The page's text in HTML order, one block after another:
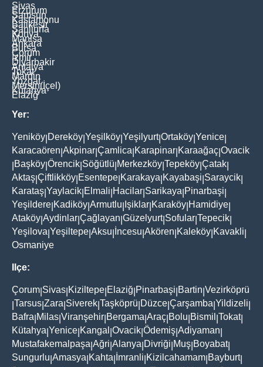
Sivas
Erzurum
Samsun
Kastamonu
Balikesir
Şanliurfa
Konya
Manisa
Ankara
Bursa
Çorum
İzmir
Diyarbakir
Antalya
Tokat
Mardin
Yozgat
Mersin(İçel)
Kütahya
Elaziğ
Yer:
Yeniköy Dereköy Yeşilköy Yeşilyurt|Ortaköy Yenice
Karacaören Akpinar Çamlica Karapinar Karaağaç Ovacik
Başköy Örencik Söğütlü Merkezköy Tepeköy Çatak
Aktaş Çiftlikköy Esentepe Karakaya Kayabaşi Saraycik
Karataş Yaylacik Elmali Hacilar Sarikaya Pinarbaşi
Yeşildere Kadiköy Armutlu Işiklar Karaköy Hamidiye
Ataköy Aydinlar Çağlayan Güzelyurt| Sofular Tepecik
Yeşilova Yeşiltepe Aksu İncesu Akören Kaleköy Kavakli
Osmaniye
Ilçe:
Çorum Sivas Kiziltepe Elaziğ Pinarbaşi Bartin Vezirköprü
Tarsus Zara Siverek Taşköprü Düzce Çarşamba Yildizeli
Bafra Milas Viranşehir Bergama Araç Bolu Bismil Tokat|
Kütahya Yenice Kangal Ovacik Ödemiş Adiyaman
Mustafakemalpaşa Ağri Alanya Divriği Muş Boyabat|
Sungurlu Amasya Kahta İmranli Kizilcahamam Bayburt|